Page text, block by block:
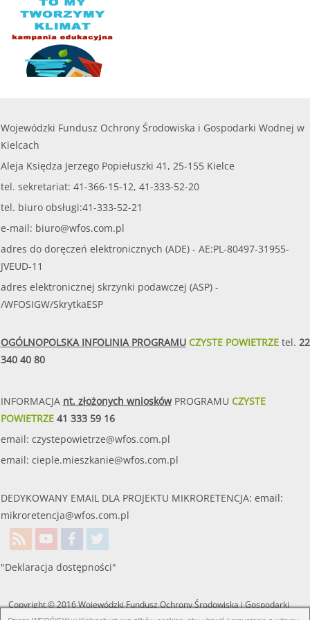
Wojewódzki Fundusz Ochrony Środowiska i Gospodarki Wodnej w
Kielcach
Aleja Księdza Jerzego Popiełuszki 41, 25-155 Kielce
tel. sekretariat: 41-366-15-12, 41-333-52-20
tel. biuro obsługi:41-333-52-21
e-mail: biuro@wfos.com.pl
adres do doręczeń elektronicznych (ADE) - AE:PL-80497-31955-
JVEUD-11
adres elektronicznej skrzynki podawczej (ASP) -
/WFOSIGW/SkrytkaESP
OGÓLNOPOLSKA INFOLINIA PROGRAMUCZYSTE POWIETRZEtel. 22
340 40 80
INFORMACJA nt. złożonych wnioskówPROGRAMU CZYSTE
POWIETRZE41 333 59 16
email: czystepowietrze@wfos.com.pl
email: cieple.mieszkanie@wfos.com.pl
DEDYKOWANY EMAIL DLA PROJEKTU MIKRORETENCJA: email:
mikroretencja@wfos.com.pl
"Deklaracja dostępności"
Copyright © 2016 Wojewódzki Fundusz Ochrony Środowiska i Gospodarki